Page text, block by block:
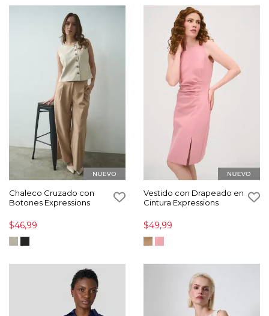
Chaleco Cruzado con
Botones Expressions
$46,99
Vestido con Drapeado en
Cintura Expressions
$49,99